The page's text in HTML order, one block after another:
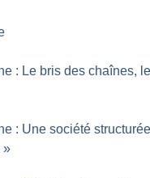
: Le bris des chaînes,
: Une société
»